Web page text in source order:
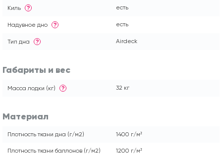
Киль ? есть
Надувное дно ? есть
Тип дна ? Airdeck
Габариты и вес
Масса лодки (кг) ? 32 кг
Материал
Плотность ткани дна (г/м2) 1400 г/м²
Плотность ткани баллонов (г/м2) 1200 г/м²